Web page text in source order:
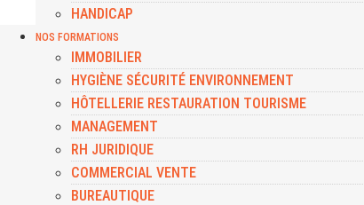
HANDICAP
NOS FORMATIONS
IMMOBILIER
HYGIÈNE SÉCURITÉ ENVIRONNEMENT
HÔTELLERIE RESTAURATION TOURISME
MANAGEMENT
RH JURIDIQUE
COMMERCIAL VENTE
BUREAUTIQUE